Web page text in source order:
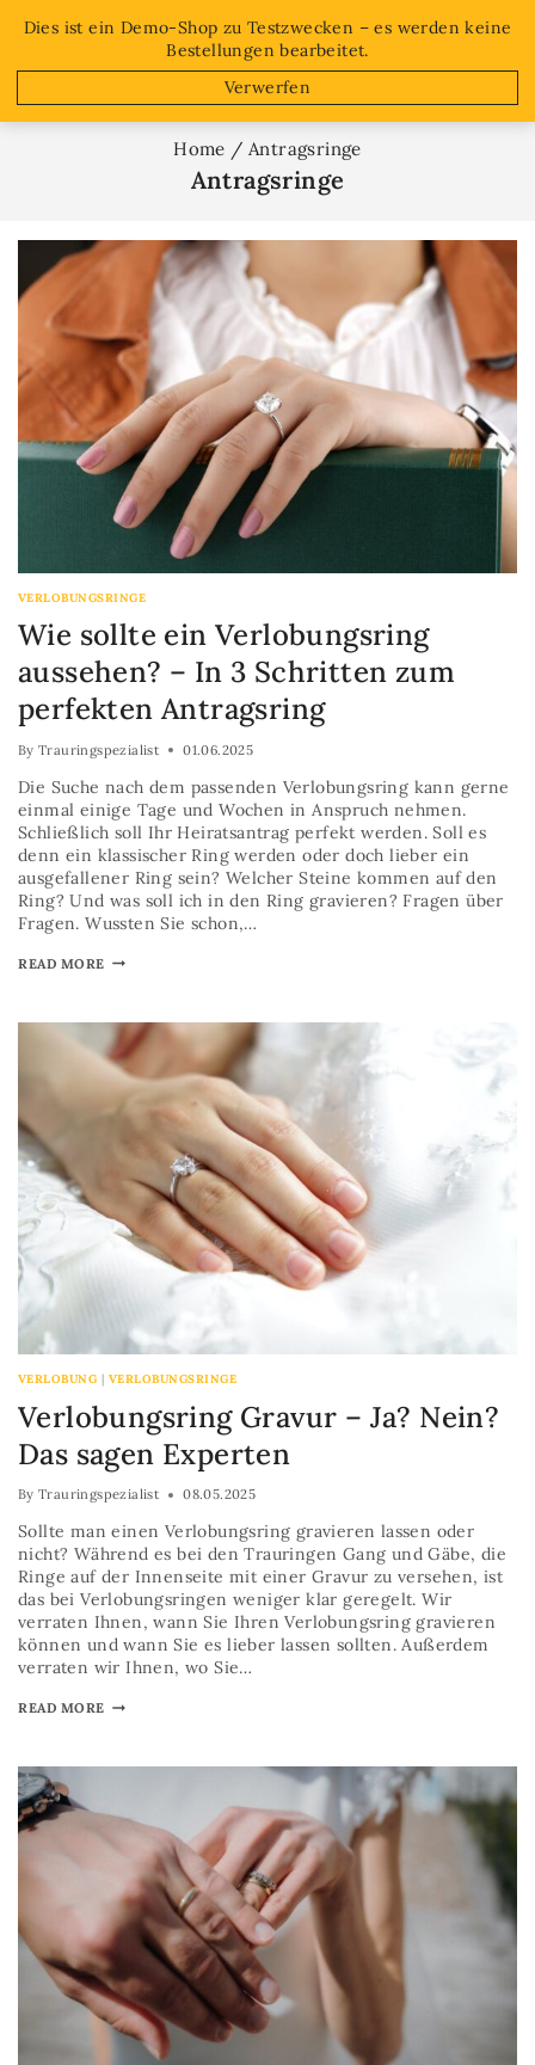
Dies ist ein Demo-Shop zu Testzwecken – es werden keine
Bestellungen bearbeitet.
Verwerfen
Free shipping on orders over $50!
Home / Antragsringe
Antragsringe
VERLOBUNGSRINGE
Wie sollte ein Verlobungsring
aussehen? – In 3 Schritten zum
perfekten Antragsring
By Trauringspezialist 01.06.2025
Die Suche nach dem passenden Verlobungsring kann gerne
einmal einige Tage und Wochen in Anspruch nehmen.
Schließlich soll Ihr Heiratsantrag perfekt werden. Soll es
denn ein klassischer Ring werden oder doch lieber ein
ausgefallener Ring sein? Welcher Steine kommen auf den
Ring? Und was soll ich in den Ring gravieren? Fragen über
Fragen. Wussten Sie schon,…
READ MORE
VERLOBUNG | VERLOBUNGSRINGE
Verlobungsring Gravur – Ja? Nein?
Das sagen Experten
By Trauringspezialist 08.05.2025
Sollte man einen Verlobungsring gravieren lassen oder
nicht? Während es bei den Trauringen Gang und Gäbe, die
Ringe auf der Innenseite mit einer Gravur zu versehen, ist
das bei Verlobungsringen weniger klar geregelt. Wir
verraten Ihnen, wann Sie Ihren Verlobungsring gravieren
können und wann Sie es lieber lassen sollten. Außerdem
verraten wir Ihnen, wo Sie…
READ MORE